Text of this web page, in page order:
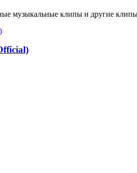
музыкальные клипы и другие